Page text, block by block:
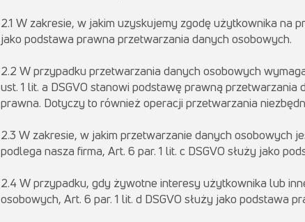
2.1 W zakresie, w jakim uzyskujemy zgodę użytkownika na
jako podstawa prawna przetwarzania danych osobowych.
2.2 W przypadku przetwarzania danych osobowych
ust. 1 lit. a DSGVO stanowi podstawę prawną przetwarzania
prawna. Dotyczy to również operacji przetwarzania
2.3 W zakresie, w jakim przetwarzanie danych osobowych
podlega nasza firma, Art. 6 par. 1 lit. c DSGVO służy jako
2.4 W przypadku, gdy żywotne interesy użytkownika lub
osobowych, Art. 6 par. 1 lit. d DSGVO służy jako podstawa